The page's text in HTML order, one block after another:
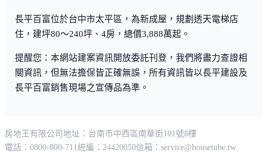
長平百富位於台中市太平區，為新成屋，規劃透天電梯店
住，建坪80～240坪、4房，總價3,888萬起。
提醒您：本網站建案資訊開放委託刊登，我們將盡力查證相
關資訊，但無法擔保皆正確無誤，所有資訊皆以長平建設及
長平百富銷售現場之宣傳品為準。
房地王有限公司 地址：台南市中西區南華街101號8樓
電話：0800-800-711統編：24420050信箱： service@housetube.tw